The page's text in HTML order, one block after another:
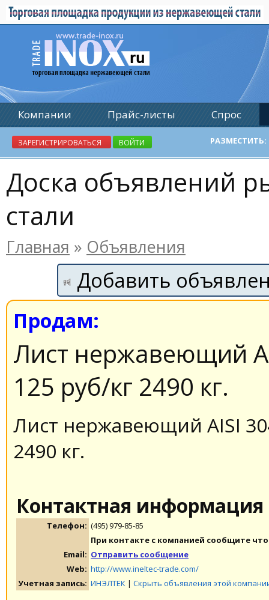
Доска объявлений
стали
Главная » Объявления
Добавить
Продам:
Лист нержавеющий
125 руб/кг 2490 кг.
Лист нержавеющий AISI
2490 кг.
Контактная информация
Телефон: (495) 979-85-85
При контакте с компанией сообщите
Email: Отправить сообщение
Web: http://www.ineltec-trade.com/
Учетная запись: ИНЭЛТЕК | Скрыть объявления этой
Компании Прайс-листы
Спрос
Реклама
ЗАРЕГИСТРИРОВАТЬСЯ ВОЙТИ РАЗМЕСТИТЬ: